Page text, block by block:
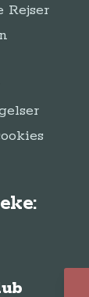
Rejser